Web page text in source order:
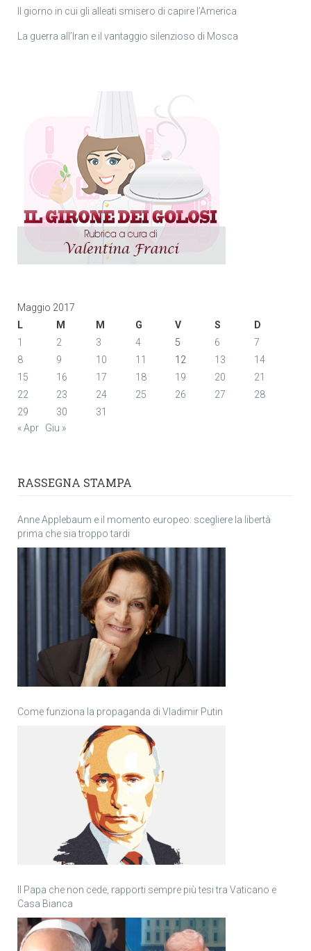
Il giorno in cui gli alleati smisero di capire l’America
La guerra all’Iran e il vantaggio silenzioso di Mosca
Maggio 2017
L
M M G V S
D
1
2 3 4 5 6
7
8
9 10 11 12 13
14
15
16 17 18 19 20
21
22
23 24 25 26 27
28
29
30
31
« Apr
Giu »
RASSEGNA STAMPA
Anne Applebaum e il momento europeo: scegliere la libertà
prima che sia troppo tardi
Come funziona la propaganda di Vladimir Putin
Il Papa che non cede, rapporti sempre più tesi tra Vaticano e
Casa Bianca